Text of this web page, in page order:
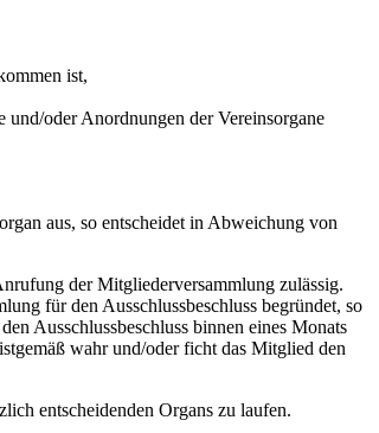
ist,
und/oder Anordnungen der Vereinsorgane
aus, so entscheidet in Abweichung von
der Mitgliederversammlung zulässig.
für den Ausschlussbeschluss begründet, so
Ausschlussbeschluss binnen eines Monats
wahr und/oder ficht das Mitglied den
entscheidenden Organs zu laufen.